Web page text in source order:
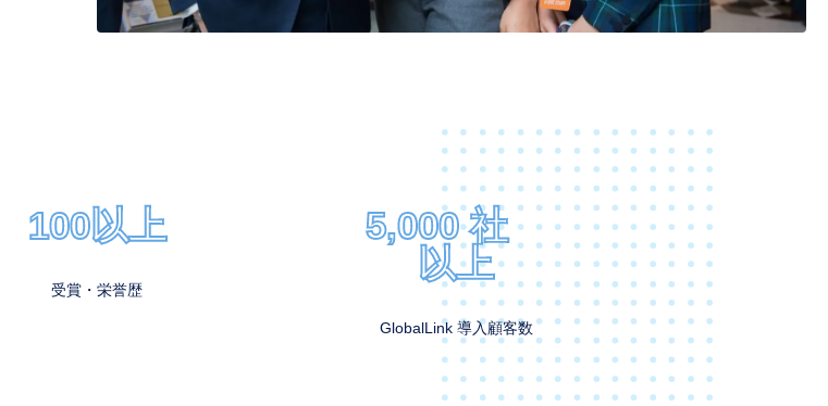
100以上
受賞・栄誉歴
5,000 社
以上
GlobalLink 導入顧客数